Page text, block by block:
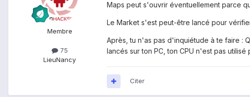
Membre
75
LieuNancy
Maps peut s'ouvrir éventuellement parce
Le Market s'est peut-être lancé pour
Après, tu n'as pas d'inquiétude à te faire :
lancés sur ton PC, ton CPU n'est pas utilisé
Citer